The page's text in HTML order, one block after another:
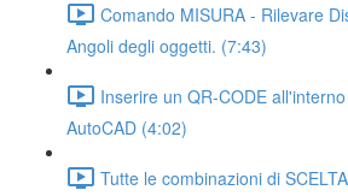
Comando MISURA - Rilevare
Angoli degli oggetti. (7:43)
Inserire un QR-CODE
AutoCAD (4:02)
Tutte le combinazioni di